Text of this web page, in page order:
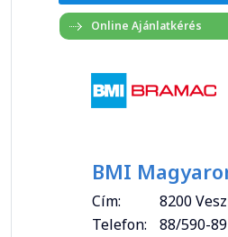
BMI
Cím:
8200
Telefon:
88/590-